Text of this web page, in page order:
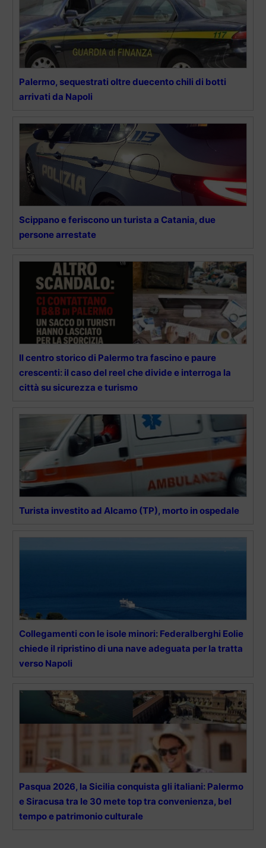
Palermo, sequestrati oltre duecento chili di botti
arrivati da Napoli
Scippano e feriscono un turista a Catania, due
persone arrestate
Il centro storico di Palermo tra fascino e paure
crescenti: il caso del reel che divide e interroga la
città su sicurezza e turismo
Turista investito ad Alcamo (TP), morto in ospedale
Collegamenti con le isole minori: Federalberghi Eolie
chiede il ripristino di una nave adeguata per la tratta
verso Napoli
Pasqua 2026, la Sicilia conquista gli italiani: Palermo
e Siracusa tra le 30 mete top tra convenienza, bel
tempo e patrimonio culturale